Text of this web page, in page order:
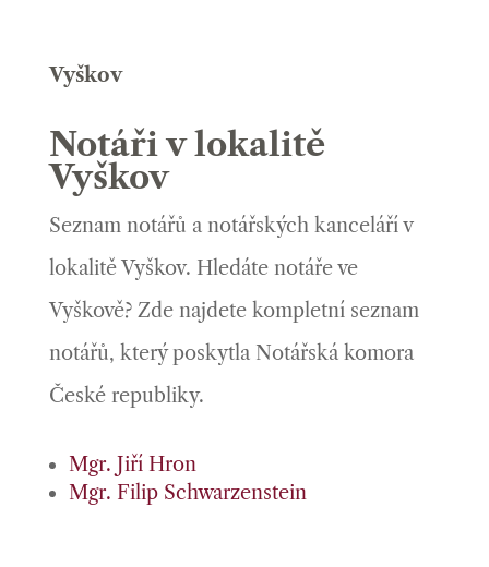
Vyškov
Notáři v lokalitě
Vyškov
Seznam notářů a notářských kanceláří v
lokalitě Vyškov. Hledáte notáře ve
Vyškově? Zde najdete kompletní seznam
notářů, který poskytla Notářská komora
České republiky.
Mgr. Jiří Hron
Mgr. Filip Schwarzenstein